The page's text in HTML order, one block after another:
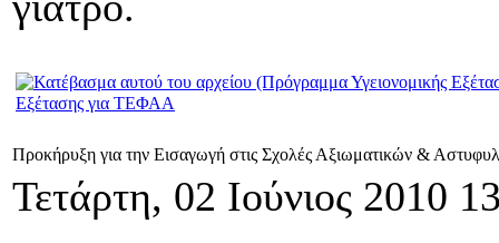
Εξέτασης για ΤΕΦΑΑ
Προκήρυξη για την Εισαγωγή στις Σχολές Αξιωματικών &
Τετάρτη, 02 Ιούνιος 2010